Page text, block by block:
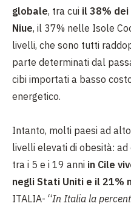
globale, tra cui il 38% dei
Niue, il 37% nelle Isole
livelli, che sono tutti
parte determinati dal
cibi importati a basso
energetico.
Intanto, molti paesi ad
livelli elevati di obesità: ad
tra i 5 e i 19 anni in Cile
negli Stati Uniti e il 21%
ITALIA- “In Italia la